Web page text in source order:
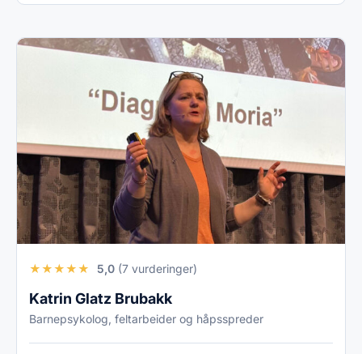
★★★★★ 5,0 (7 vurderinger)
Katrin Glatz Brubakk
Barnepsykolog, feltarbeider og håpsspreder